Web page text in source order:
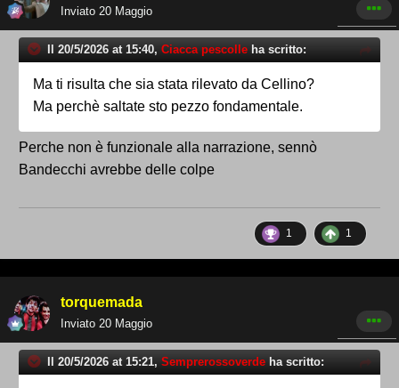
Inviato 20 Maggio
Il 20/5/2026 at 15:40, Ciacca pescolle ha scritto:
Ma ti risulta che sia stata rilevato da Cellino?
Ma perchè saltate sto pezzo fondamentale.
Perche non è funzionale alla narrazione, sennò
Bandecchi avrebbe delle colpe
1 1
torquemada
Inviato 20 Maggio
Il 20/5/2026 at 15:21, Semprerossoverde ha scritto: